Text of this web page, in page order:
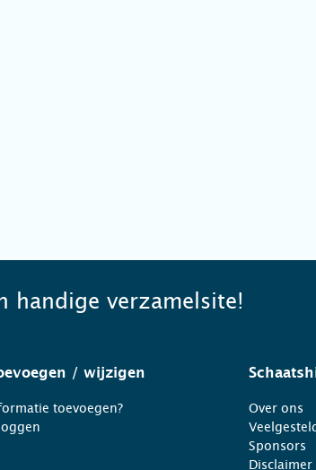
handige verzamelsite!
/ wijzigen
toevoegen?
Over ons
Sponsors
Disclaimer